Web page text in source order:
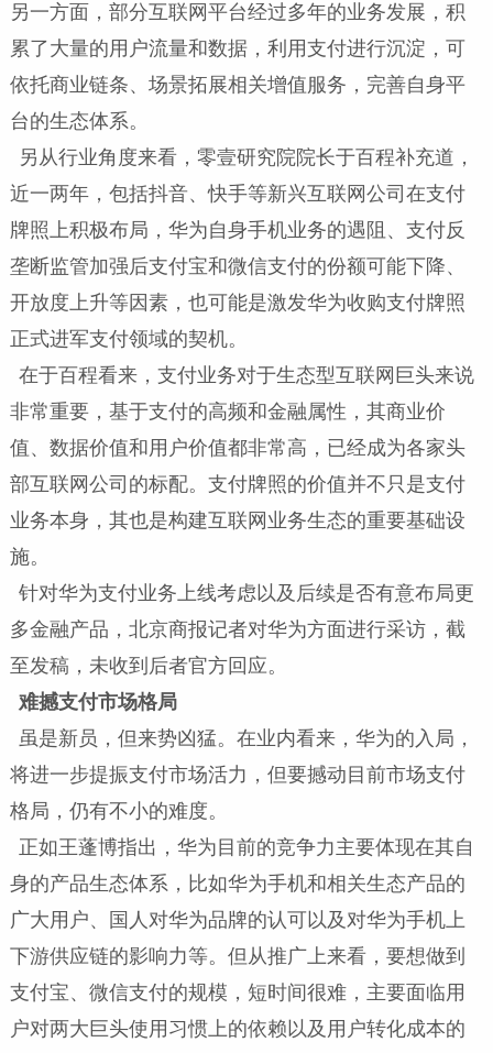
另一方面，部分互联网平台经过多年的业务发展，积
累了大量的用户流量和数据，利用支付进行沉淀，可
依托商业链条、场景拓展相关增值服务，完善自身平
台的生态体系。
另从行业角度来看，零壹研究院院长于百程补充道，
近一两年，包括抖音、快手等新兴互联网公司在支付
牌照上积极布局，华为自身手机业务的遇阻、支付反
垄断监管加强后支付宝和微信支付的份额可能下降、
开放度上升等因素，也可能是激发华为收购支付牌照
正式进军支付领域的契机。
在于百程看来，支付业务对于生态型互联网巨头来说
非常重要，基于支付的高频和金融属性，其商业价
值、数据价值和用户价值都非常高，已经成为各家头
部互联网公司的标配。支付牌照的价值并不只是支付
业务本身，其也是构建互联网业务生态的重要基础设
施。
针对华为支付业务上线考虑以及后续是否有意布局更
多金融产品，北京商报记者对华为方面进行采访，截
至发稿，未收到后者官方回应。
难撼支付市场格局
虽是新员，但来势凶猛。在业内看来，华为的入局，
将进一步提振支付市场活力，但要撼动目前市场支付
格局，仍有不小的难度。
正如王蓬博指出，华为目前的竞争力主要体现在其自
身的产品生态体系，比如华为手机和相关生态产品的
广大用户、国人对华为品牌的认可以及对华为手机上
下游供应链的影响力等。但从推广上来看，要想做到
支付宝、微信支付的规模，短时间很难，主要面临用
户对两大巨头使用习惯上的依赖以及用户转化成本的